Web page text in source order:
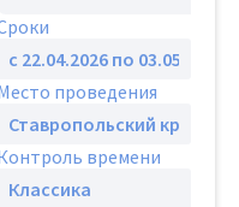
проведения
времени